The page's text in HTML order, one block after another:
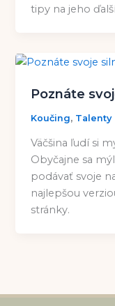
tipy na jeho
Poznáte
Koučing, Talenty
Väčšina ľudí si
Obyčajne sa
podávať svoje
najlepšou
stránky.